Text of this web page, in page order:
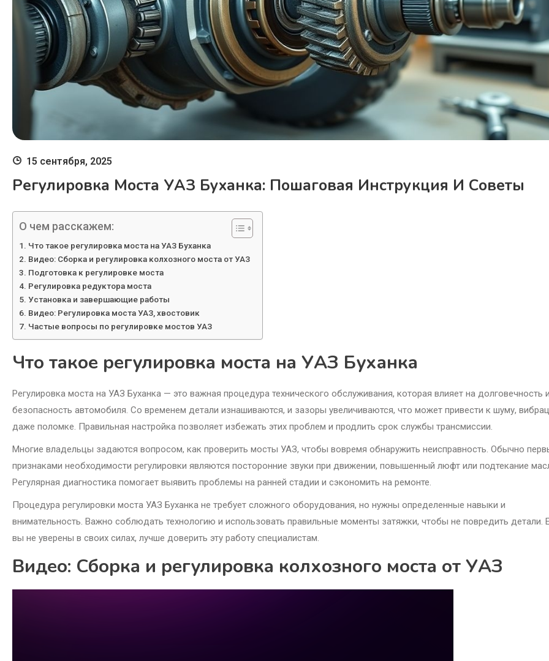
15 сентября, 2025
Регулировка Моста УАЗ Буханка: Пошаговая Инструкция И Советы
О чем расскажем:
Что такое регулировка моста на УАЗ Буханка
Видео: Сборка и регулировка колхозного моста от УАЗ
Подготовка к регулировке моста
Регулировка редуктора моста
Установка и завершающие работы
Видео: Регулировка моста УАЗ, хвостовик
Частые вопросы по регулировке мостов УАЗ
Что такое регулировка моста на УАЗ Буханка
Регулировка моста на УАЗ Буханка — это важная процедура технического обслуживания, которая влияет на долговечность и
безопасность автомобиля. Со временем детали изнашиваются, и зазоры увеличиваются, что может привести к шуму,
даже поломке. Правильная настройка позволяет избежать этих проблем и продлить срок службы трансмиссии.
Многие владельцы задаются вопросом, как проверить мосты УАЗ, чтобы вовремя обнаружить неисправность. Обычно
признаками необходимости регулировки являются посторонние звуки при движении, повышенный люфт или подтекание
Регулярная диагностика помогает выявить проблемы на ранней стадии и сэкономить на ремонте.
Процедура регулировки моста УАЗ Буханка не требует сложного оборудования, но нужны определенные навыки и
внимательность. Важно соблюдать технологию и использовать правильные моменты затяжки, чтобы не повредить детали.
вы не уверены в своих силах, лучше доверить эту работу специалистам.
Видео: Сборка и регулировка колхозного моста от УАЗ